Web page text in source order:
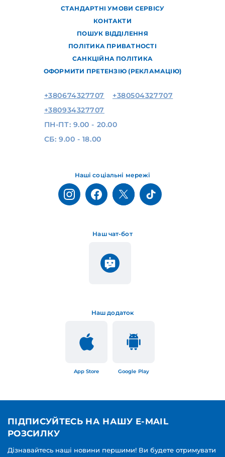
СТАНДАРТНІ УМОВИ СЕРВІСУ
КОНТАКТИ
ПОШУК ВІДДІЛЕННЯ
ПОЛІТИКА ПРИВАТНОСТІ
САНКЦІЙНА ПОЛІТИКА
ОФОРМИТИ ПРЕТЕНЗІЮ (РЕКЛАМАЦІЮ)
Наш додаток
App Store Google Play
Наш чат-бот
Наші соціальні мережі
+380674327707
+380504327707
+380934327707
ПН-ПТ: 9.00 - 20.00
СБ: 9.00 - 18.00
ПІДПИСУЙТЕСЬ НА НАШУ E-MAIL
РОЗСИЛКУ
Дізнавайтесь наші новини першими! Ви будете отримувати